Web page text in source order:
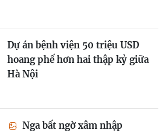
Dự án bệnh viện 50 triệu USD
hoang phế hơn hai thập kỷ giữa
Hà Nội
Nga bất ngờ xâm nhập